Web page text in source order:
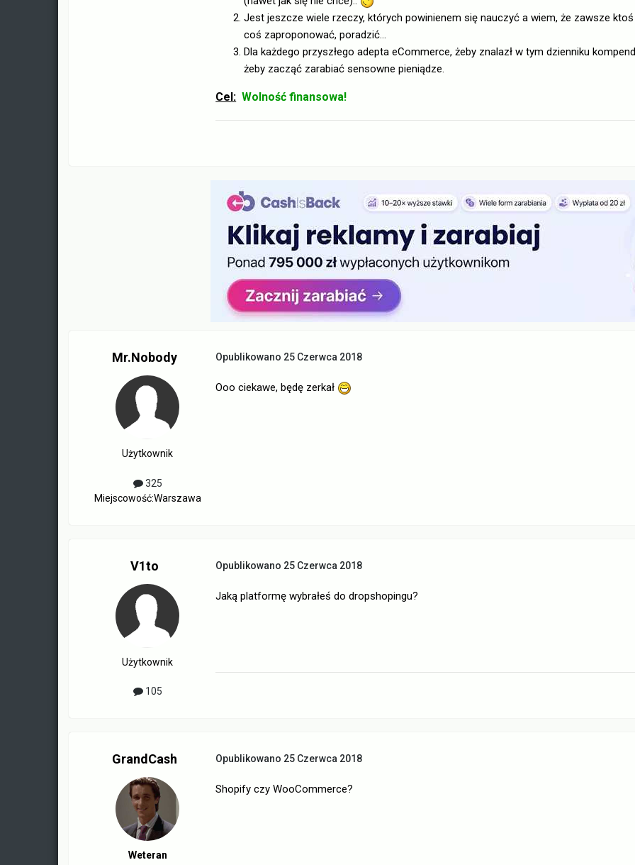
Jest jeszcze wiele rzeczy, których powinienem się nauczyć a wiem, że zawsze
coś zaproponować, poradzić...
Dla każdego przyszłego adepta eCommerce, żeby znalazł w tym dzienniku
żeby zacząć zarabiać sensowne pieniądze.
Cel: Wolność finansowa!
Mr.Nobody
Użytkownik
325
Miejscowość:Warszawa
Opublikowano 25 Czerwca 2018
Ooo ciekawe, będę zerkał
V1to
Użytkownik
105
Opublikowano 25 Czerwca 2018
Jaką platformę wybrałeś do dropshopingu?
GrandCash
Weteran
Opublikowano 25 Czerwca 2018
Shopify czy WooCommerce?